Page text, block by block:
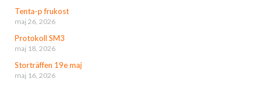
Tenta-p frukost
maj 26, 2026
Protokoll SM3
maj 18, 2026
Storträffen 19e maj
maj 16, 2026